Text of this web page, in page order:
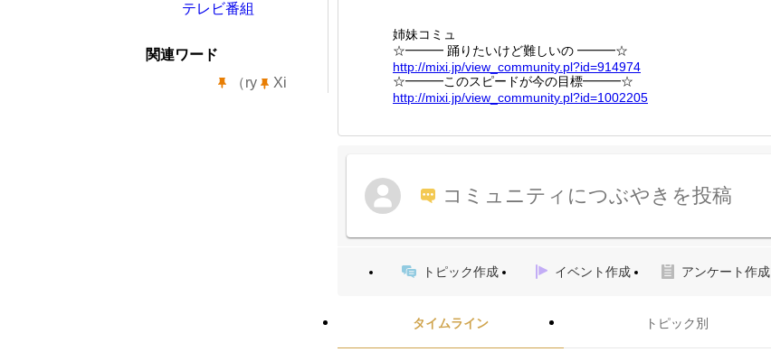
姉妹コミュ
☆━━━ 踊りたいけど難しいの ━━━☆
http://mixi.jp/view_community.pl?id=914974
☆━━━このスピードが今の目標━━━☆
http://mixi.jp/view_community.pl?id=1002205
コミュニティにつぶやきを投稿
トピック作成 イベント作成 アンケート作成
タイムライン トピック別
テレビ番組
関連ワード
（ry
Xi